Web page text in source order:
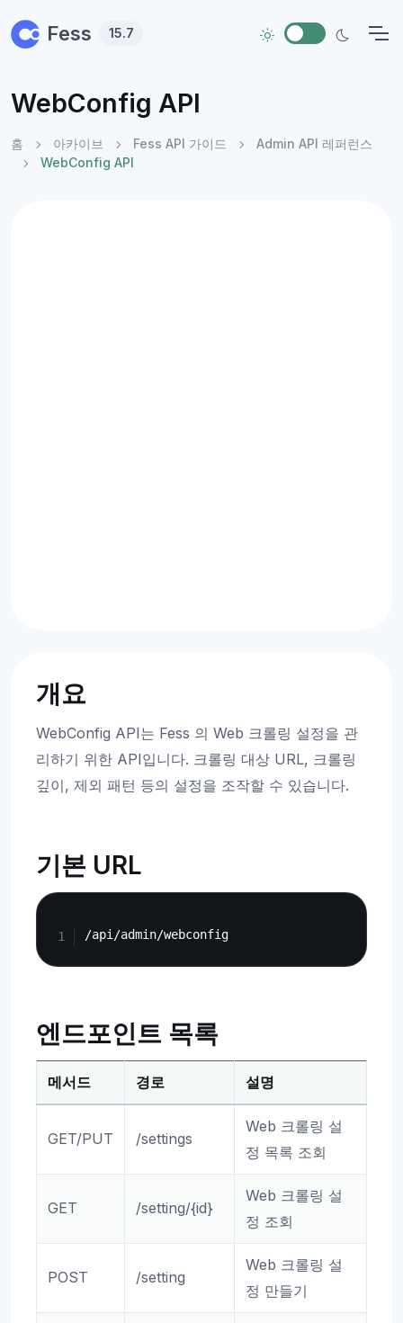
Fess 15.7
WebConfig API
홈 아카이브 Fess API 가이드
Admin API 레퍼런스
WebConfig API
개요
WebConfig API는 Fess 의 Web 크롤링 설정을 관
리하기 위한 API입니다. 크롤링 대상 URL, 크롤링
깊이, 제외 패턴 등의 설정을 조작할 수 있습니다.
기본 URL
엔드포인트 목록
메서드 경로 설명
GET/PUT /settings
Web 크롤링 설
정 목록 조회
GET /setting/{id}
Web 크롤링 설
정 조회
POST /setting
Web 크롤링 설
정 만들기